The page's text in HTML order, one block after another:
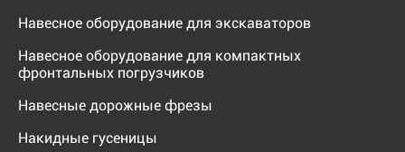
Навесное оборудование для экскаваторов
Навесное оборудование для компактных
фронтальных погрузчиков
Навесные дорожные фрезы
Накидные гусеницы